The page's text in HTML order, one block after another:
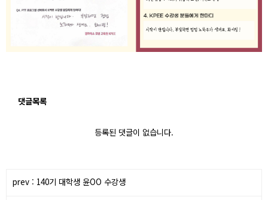
댓글목록
등록된 댓글이 없습니다.
prev : 140기 대학생 윤OO 수강생